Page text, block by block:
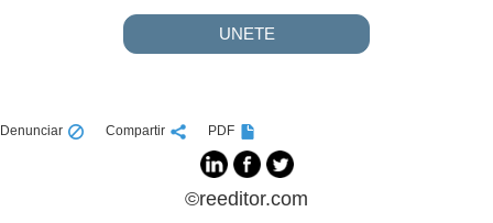
UNETE
Denunciar Compartir PDF
©reeditor.com